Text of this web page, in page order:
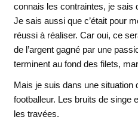
connais les contraintes, je sais
Je sais aussi que c’était pour
réussi à réaliser. Car oui, ce
de l’argent gagné par une
terminent au fond des filets,
Mais je suis dans une situation
footballeur. Les bruits de singe
les travées.